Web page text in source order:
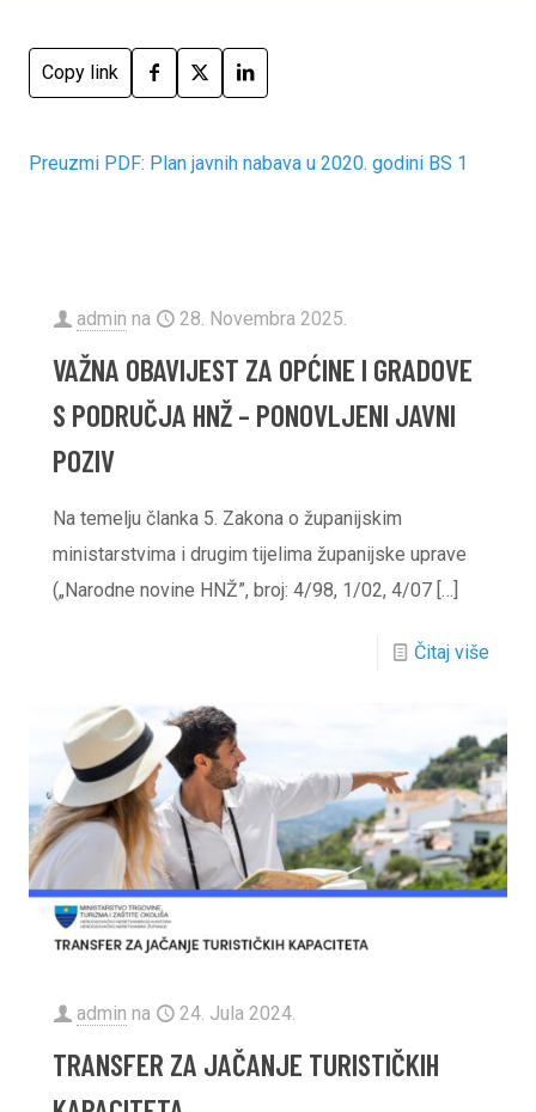
Copy link
Preuzmi PDF: Plan javnih nabava u 2020. godini BS 1
admin na 28. Novembra 2025.
VAŽNA OBAVIJEST ZA OPĆINE I GRADOVE
S PODRUČJA HNŽ – PONOVLJENI JAVNI
POZIV
Na temelju članka 5. Zakona o županijskim
ministarstvima i drugim tijelima županijske uprave
(„Narodne novine HNŽ”, broj: 4/98, 1/02, 4/07 […]
Čitaj više
admin na 24. Jula 2024.
TRANSFER ZA JAČANJE TURISTIČKIH